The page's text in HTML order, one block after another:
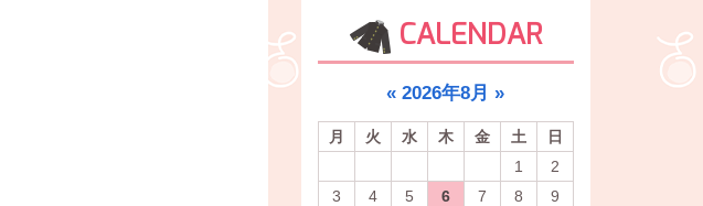
CALENDAR
« 2026年8月 »
月 火 水 木 金 土
日
1
2
3
4 5 6 7 8
9